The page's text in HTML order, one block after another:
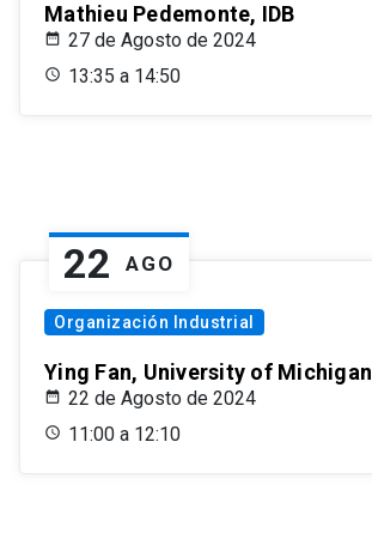
Mathieu Pedemonte, IDB
27 de Agosto de 2024
13:35 a 14:50
22 AGO
Organización Industrial
Ying Fan, University of Michigan
22 de Agosto de 2024
11:00 a 12:10